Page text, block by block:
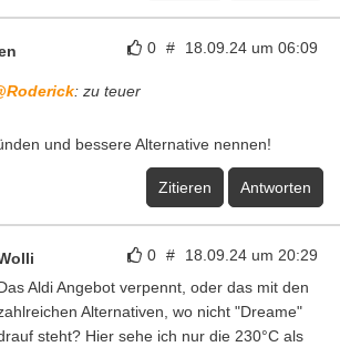
0 # 18.09.24 um 06:09
: zu teuer
und bessere Alternative nennen!
Zitieren Antworten
0 # 18.09.24 um 20:29
Aldi Angebot verpennt, oder das mit den
Alternativen, wo nicht "Dreame"
steht? Hier sehe ich nur die 230°C als